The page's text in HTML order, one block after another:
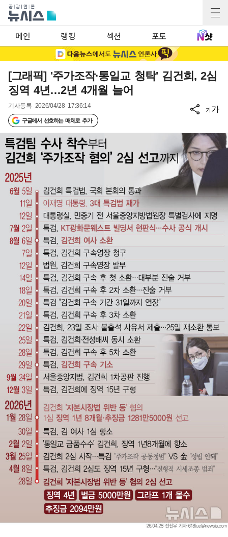
메인 랭킹 섹션 포토
[그래픽] '주가조작·통일교 청탁' 김건희, 2심
징역 4년…2년 4개월 늘어
기사등록 2026/04/28 17:36:14
구글에서 선호하는 매체로 추가
가가